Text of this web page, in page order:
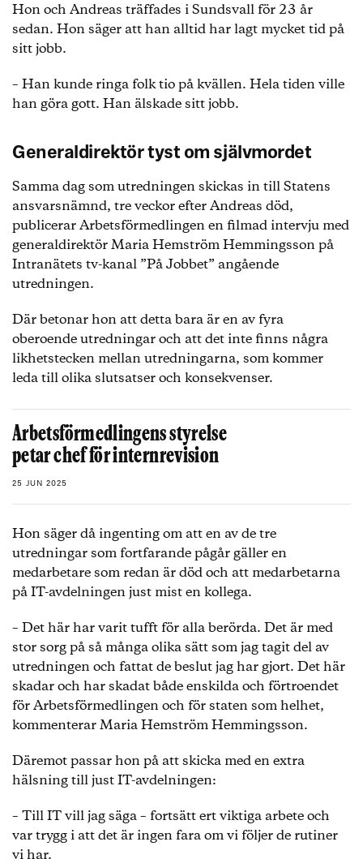
Hon och Andreas träffades i Sundsvall för 23 år
sedan. Hon säger att han alltid har lagt mycket tid på
sitt jobb.
– Han kunde ringa folk tio på kvällen. Hela tiden ville
han göra gott. Han älskade sitt jobb.
Generaldirektör tyst om självmordet
Samma dag som utredningen skickas in till Statens
ansvarsnämnd, tre veckor efter Andreas död,
publicerar Arbetsförmedlingen en filmad intervju med
generaldirektör Maria Hemström Hemmingsson på
Intranätets tv-kanal ”På Jobbet” angående
utredningen.
Där betonar hon att detta bara är en av fyra
oberoende utredningar och att det inte finns några
likhetstecken mellan utredningarna, som kommer
leda till olika slutsatser och konsekvenser.
Arbetsförmedlingens styrelse
petar chef för internrevision
25 JUN 2025
Hon säger då ingenting om att en av de tre
utredningar som fortfarande pågår gäller en
medarbetare som redan är död och att medarbetarna
på IT-avdelningen just mist en kollega.
– Det här har varit tufft för alla berörda. Det är med
stor sorg på så många olika sätt som jag tagit del av
utredningen och fattat de beslut jag har gjort. Det här
skadar och har skadat både enskilda och förtroendet
för Arbetsförmedlingen och för staten som helhet,
kommenterar Maria Hemström Hemmingsson.
Däremot passar hon på att skicka med en extra
hälsning till just IT-avdelningen:
– Till IT vill jag säga – fortsätt ert viktiga arbete och
var trygg i att det är ingen fara om vi följer de rutiner